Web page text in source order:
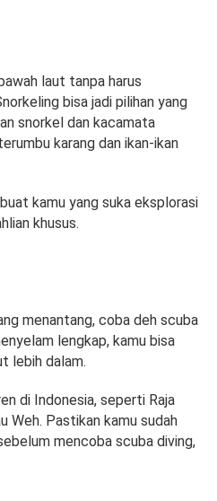
laut tanpa harus
bisa jadi pilihan yang
snorkel dan kacamata
karang dan ikan-ikan
kamu yang suka eksplorasi
khusus.
menantang, coba deh scuba
lengkap, kamu bisa
lebih dalam.
di Indonesia, seperti Raja
Weh. Pastikan kamu sudah
mencoba scuba diving,